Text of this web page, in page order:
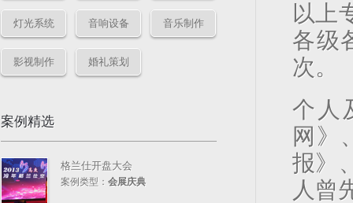
灯光系统 音响设备 音乐制作
影视制作 婚礼策划
案例精选
格兰仕开盘大会
案例类型： 会展庆典
以上
各级
次。
个人
网》
报》
人曾